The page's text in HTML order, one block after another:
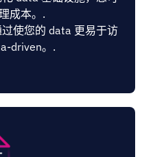
成本。.
使您的 data 更易于访
driven。.